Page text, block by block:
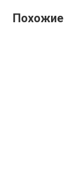
Похожие